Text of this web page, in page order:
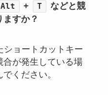
Alt + T
などと競
すか？
ショートカットキー
合が発生している場
ください。